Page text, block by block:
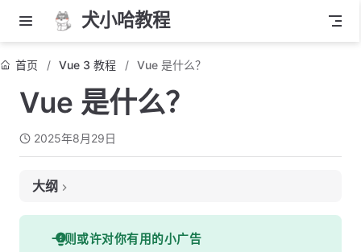
犬小哈教程
首页 Vue 3 教程 Vue 是什么？
Vue 是什么？
2025年8月29日
大纲
构建用户界面
渐进式一则或许对你有用的小广告